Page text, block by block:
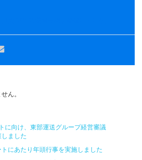
ん。
に向け、東部運送グループ経営審議
ました
にあたり年頭行事を実施しました